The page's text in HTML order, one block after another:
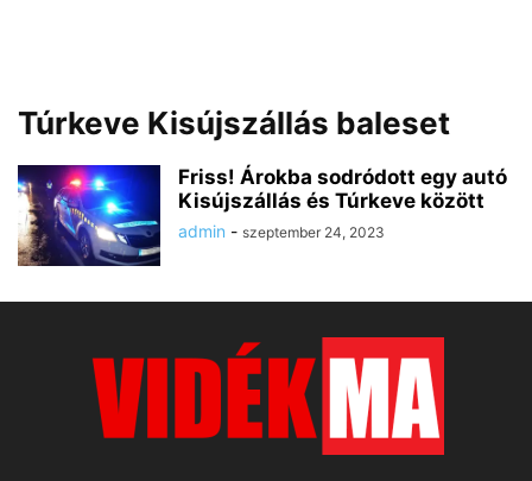
Túrkeve Kisújszállás baleset
Friss! Árokba sodródott egy autó
Kisújszállás és Túrkeve között
admin - szeptember 24, 2023